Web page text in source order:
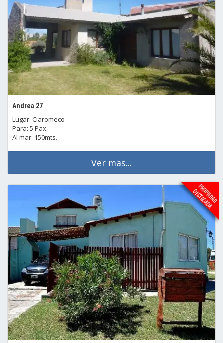
Andrea 27
Lugar: Claromeco
Para: 5 Pax.
Al mar: 150mts.
Ver mas...